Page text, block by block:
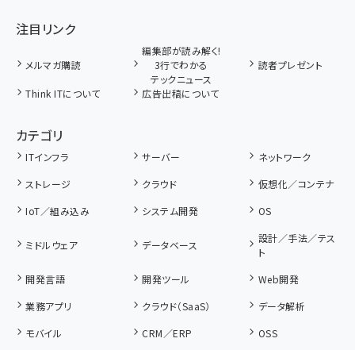
注目リンク
メルマガ購読
編集部が読み解く!
3行でわかる
テックニュース
読者プレゼント
Think ITについて 広告出稿について
カテゴリ
ITインフラ サーバー
ネットワーク
ストレージ
クラウド
仮想化／コンテナ
IoT／組み込み
システム開発 OS
ミドルウェア データベース
設計／手法／テス
ト
開発言語
開発ツール
Web開発
業務アプリ
クラウド（SaaS）
データ解析
モバイル
CRM／ERP
OSS